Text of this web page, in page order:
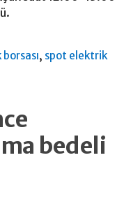
, spot elektrik
bedeli